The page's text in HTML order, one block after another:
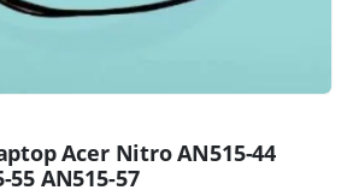
Acer Nitro AN515-44
55 AN515-57